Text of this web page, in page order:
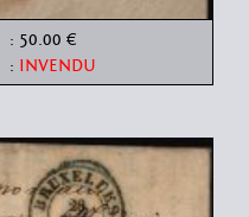
: 50.00 €
: INVENDU